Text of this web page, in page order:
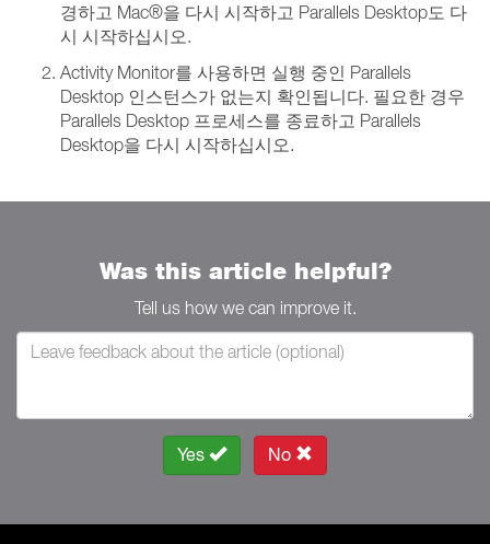
경하고 Mac®을 다시 시작하고 Parallels Desktop도 다
시 시작하십시오.
Activity Monitor를 사용하면 실행 중인 Parallels
Desktop 인스턴스가 없는지 확인됩니다. 필요한 경우
Parallels Desktop 프로세스를 종료하고 Parallels
Desktop을 다시 시작하십시오.
Was this article helpful?
Tell us how we can improve it.
Yes No